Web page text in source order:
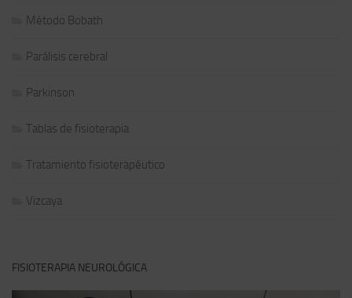
Método Bobath
Parálisis cerebral
Parkinson
Tablas de fisioterapia
Tratamiento fisioterapéutico
Vizcaya
FISIOTERAPIA NEUROLÓGICA